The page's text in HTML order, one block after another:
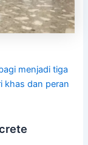
menjadi tiga
khas dan peran